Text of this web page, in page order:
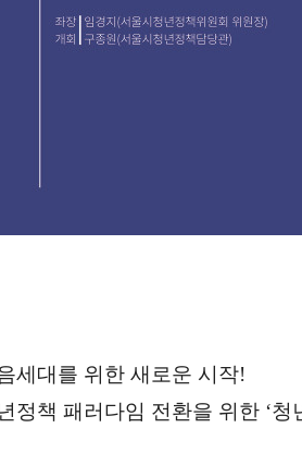
세대를 위한 새로운 시작!
정책 패러다임 전환을 위한 ‘